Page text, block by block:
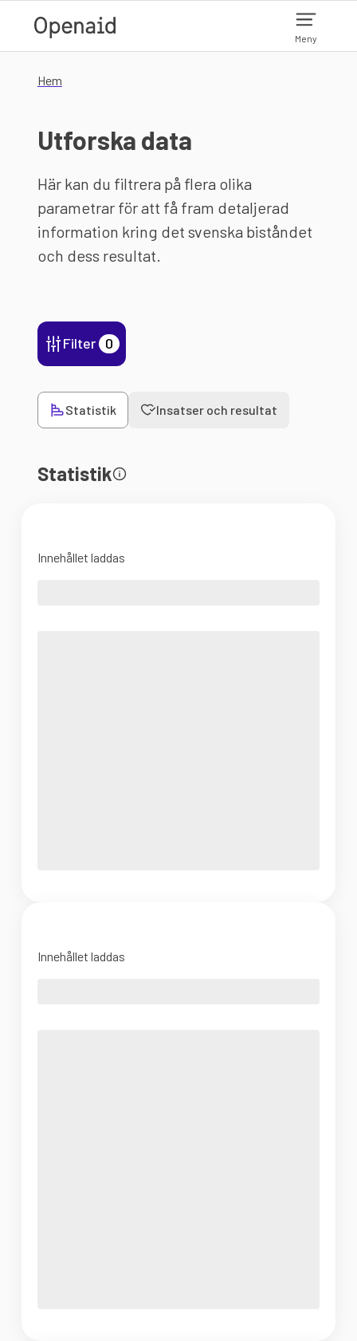
Meny
Hem
Utforska data
Här kan du filtrera på flera olika
parametrar för att få fram detaljerad
information kring det svenska biståndet
och dess resultat.
Filter 0
Statistik Insatser och resultat
Statistik
Innehållet laddas
Innehållet laddas